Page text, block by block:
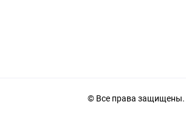
© Все права защищены.